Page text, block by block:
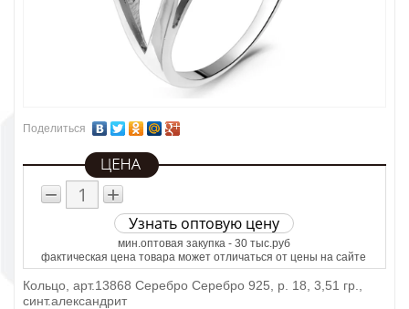
Поделиться
− +
Узнать оптовую цену
мин.оптовая закупка - 30 тыс.руб
фактическая цена товара может отличаться от цены на сайте
Кольцо, арт.13868 Серебро Серебро 925, р. 18, 3,51 гр.,
синт.александрит